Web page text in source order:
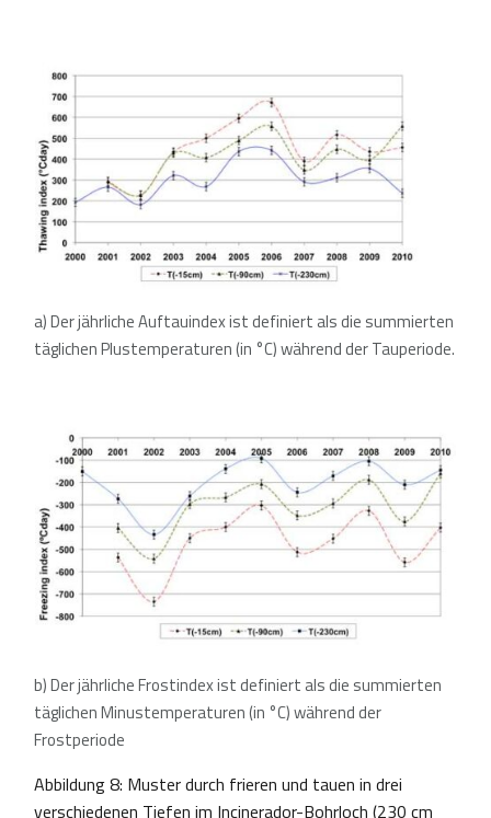
a) Der jährliche Auftauindex ist definiert als die summierten
täglichen Plustemperaturen (in °C) während der Tauperiode.
b) Der jährliche Frostindex ist definiert als die summierten
täglichen Minustemperaturen (in °C) während der
Frostperiode
Abbildung 8: Muster durch frieren und tauen in drei
verschiedenen Tiefen im Incinerador-Bohrloch (230 cm